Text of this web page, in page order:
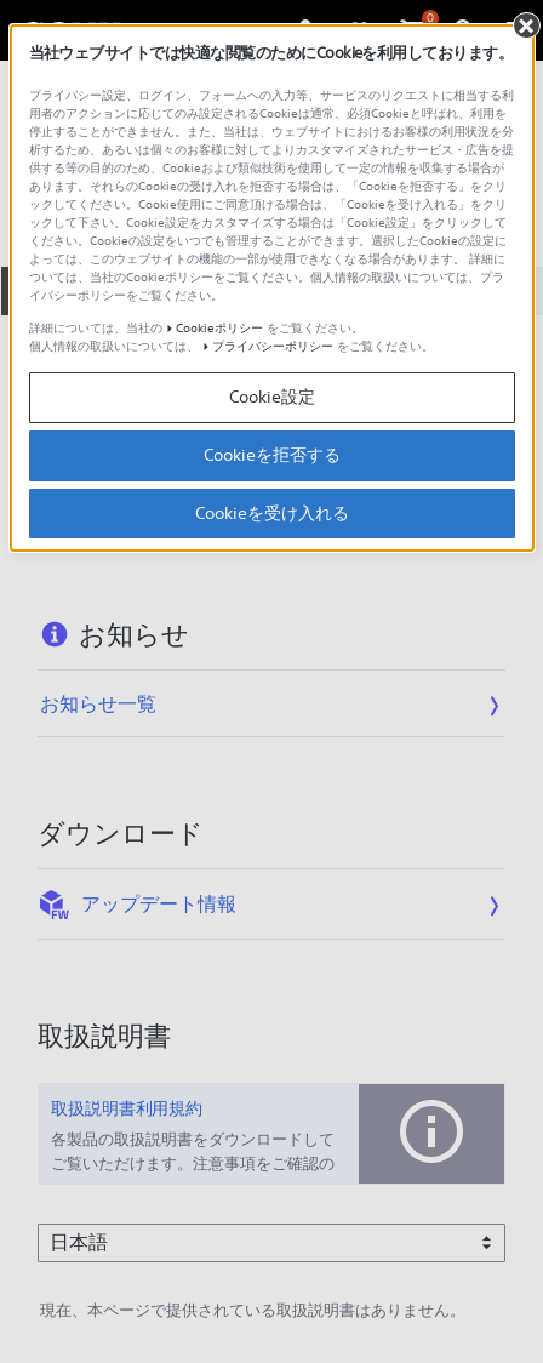
0
総合サポート・お問い合わせ SVF シリーズ
SVF1531GBJ
全て ダウンロード 取扱説明書 Q&A
製品に関する重要なお知らせ
お知らせ
製品に関する重要なお知らせ
重要なお知らせ一覧
お知らせ
お知らせ一覧
ダウンロード
アップデート情報
取扱説明書
取扱説明書利用規約
各製品の取扱説明書をダウンロードして
ご覧いただけます。注意事項をご確認の
現在、本ページで提供されている取扱説明書はありません。
当社ウェブサイトでは快適な閲覧のためにCookieを利用しております。
プライバシー設定、ログイン、フォームへの入力等、サービスのリクエストに相当する利
用者のアクションに応じてのみ設定されるCookieは通常、必須Cookieと呼ばれ、利用を
停止することができません。また、当社は、ウェブサイトにおけるお客様の利用状況を分
析するため、あるいは個々のお客様に対してよりカスタマイズされたサービス・広告を提
供する等の目的のため、Cookieおよび類似技術を使用して一定の情報を収集する場合が
あります。それらのCookieの受け入れを拒否する場合は、「Cookieを拒否する」をクリ
ックしてください。Cookie使用にご同意頂ける場合は、「Cookieを受け入れる」をクリ
ックして下さい。Cookie設定をカスタマイズする場合は「Cookie設定」をクリックして
ください。Cookieの設定をいつでも管理することができます。選択したCookieの設定に
よっては、このウェブサイトの機能の一部が使用できなくなる場合があります。 詳細に
ついては、当社のCookieポリシーをご覧ください。個人情報の取扱いについては、プラ
イバシーポリシーをご覧ください。
詳細については、当社の
Cookieポリシー をご覧ください。
個人情報の取扱いについては、
プライバシーポリシー をご覧ください。
Cookie設定
Cookieを拒否する
Cookieを受け入れる